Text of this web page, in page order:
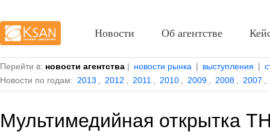
Перейти в: новости агентства | новости рынка | выступления |
Новости по годам: 2013 2012 2011 2010 2009 2008 2007
Мультимедийная открытка
Новости Об агентстве